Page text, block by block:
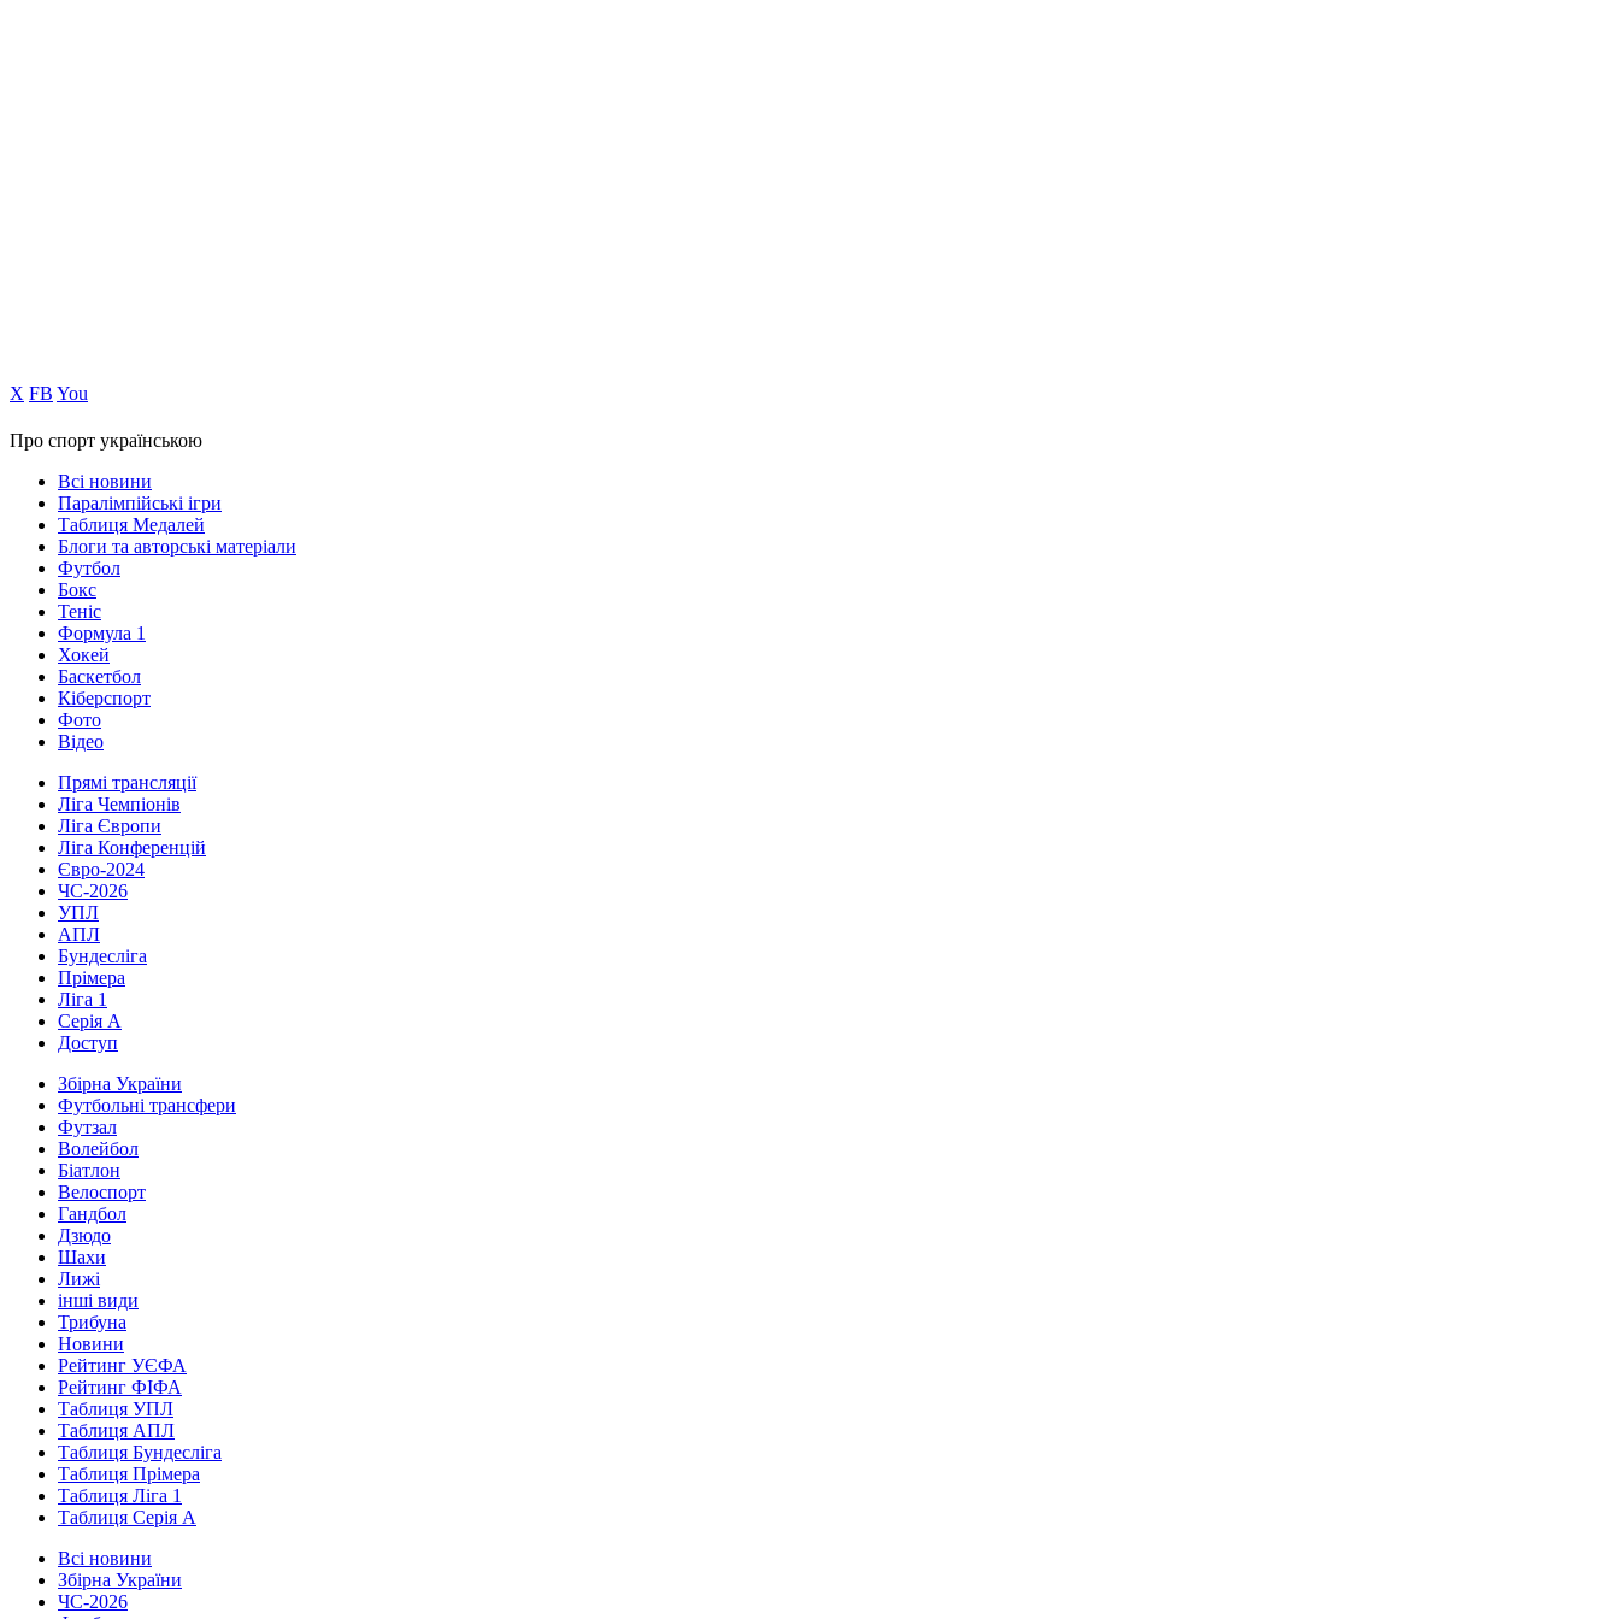
Х FB You
Про спорт українською
Всі новини
Паралімпійські ігри
Таблиця Медалей
Блоги та авторські матеріали
Футбол
Бокс
Теніс
Формула 1
Хокей
Баскетбол
Кіберспорт
Фото
Відео
Прямі трансляції
Ліга Чемпіонів
Ліга Європи
Ліга Конференцій
Євро-2024
ЧС-2026
УПЛ
АПЛ
Бундесліга
Прімера
Ліга 1
Серія А
Доступ
Збірна України
Футбольні трансфери
Футзал
Волейбол
Біатлон
Велоспорт
Гандбол
Дзюдо
Шахи
Лижі
інші види
Трибуна
Новини
Рейтинг УЄФА
Рейтинг ФІФА
Таблиця УПЛ
Таблиця АПЛ
Таблиця Бундесліга
Таблиця Прімера
Таблиця Ліга 1
Таблиця Серія А
Всі новини
Збірна України
ЧС-2026